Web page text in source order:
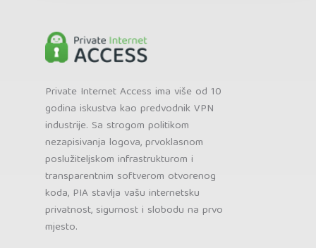
Private Internet Access ima više od 10
godina iskustva kao predvodnik VPN
industrije. Sa strogom politikom
nezapisivanja logova, prvoklasnom
poslužiteljskom infrastrukturom i
transparentnim softverom otvorenog
koda, PIA stavlja vašu internetsku
privatnost, sigurnost i slobodu na prvo
mjesto.